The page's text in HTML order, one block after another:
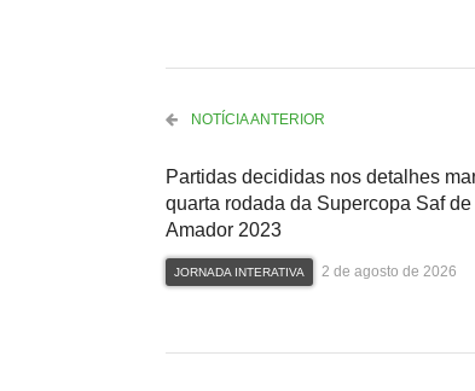
NOTÍCIA ANTERIOR
Partidas decididas nos detalhes
quarta rodada da Supercopa Saf de
Amador 2023
JORNADA INTERATIVA 2 de agosto de 2026